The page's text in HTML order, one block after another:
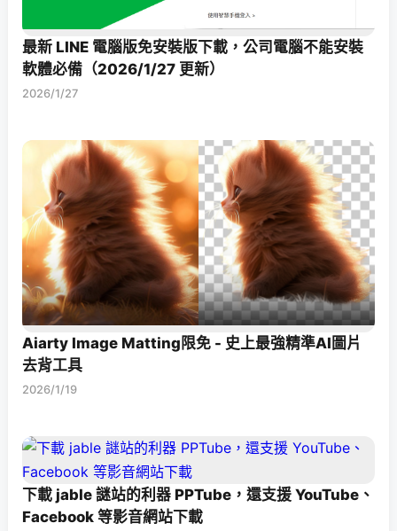
最新 LINE 電腦版免安裝版下載，公司電腦不能安裝
軟體必備（2026/1/27 更新）
2026/1/27
Aiarty Image Matting限免 - 史上最強精準AI圖片
去背工具
2026/1/19
下載 jable 謎站的利器 PPTube，還支援 YouTube、
Facebook 等影音網站下載